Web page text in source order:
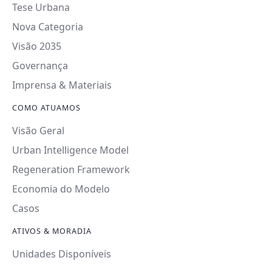
Tese Urbana
Nova Categoria
Visão 2035
Governança
Imprensa & Materiais
COMO ATUAMOS
Visão Geral
Urban Intelligence Model
Regeneration Framework
Economia do Modelo
Casos
ATIVOS & MORADIA
Unidades Disponíveis